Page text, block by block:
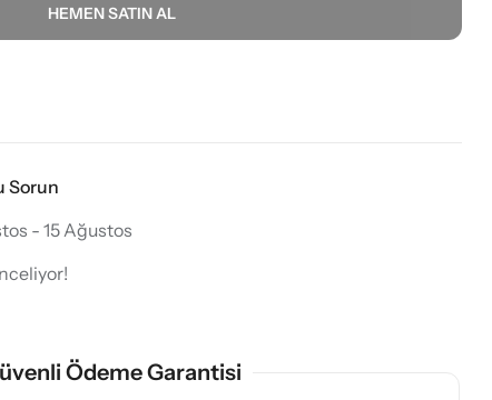
HEMEN SATIN AL
Sorun
- 15 Ağustos
Ödeme Garantisi